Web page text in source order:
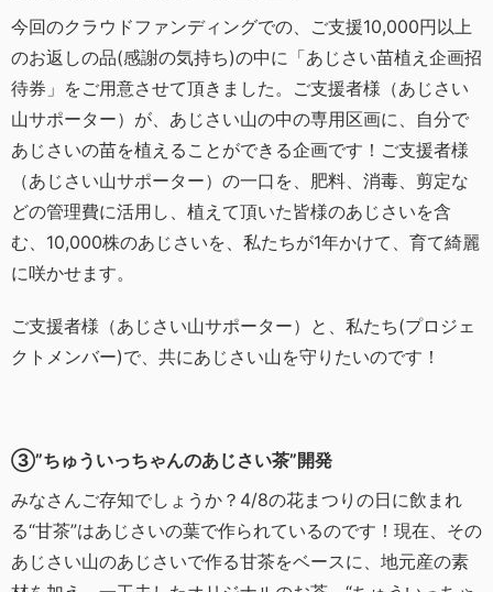
今回のクラウドファンディングでの、ご支援10,000円以上
のお返しの品(感謝の気持ち)の中に「あじさい苗植え企画招
待券」をご用意させて頂きました。ご支援者様（あじさい
山サポーター）が、あじさい山の中の専用区画に、自分で
あじさいの苗を植えることができる企画です！ご支援者様
（あじさい山サポーター）の一口を、肥料、消毒、剪定な
どの管理費に活用し、植えて頂いた皆様のあじさいを含
む、10,000株のあじさいを、私たちが1年かけて、育て綺麗
に咲かせます。
ご支援者様（あじさい山サポーター）と、私たち(プロジェ
クトメンバー)で、共にあじさい山を守りたいのです！
③”ちゅういっちゃんのあじさい茶”開発
みなさんご存知でしょうか？4/8の花まつりの日に飲まれ
る“甘茶”はあじさいの葉で作られているのです！現在、その
あじさい山のあじさいで作る甘茶をベースに、地元産の素